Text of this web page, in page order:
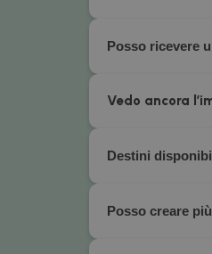
Posso ricevere
Vedo ancora
Destini
Posso creare